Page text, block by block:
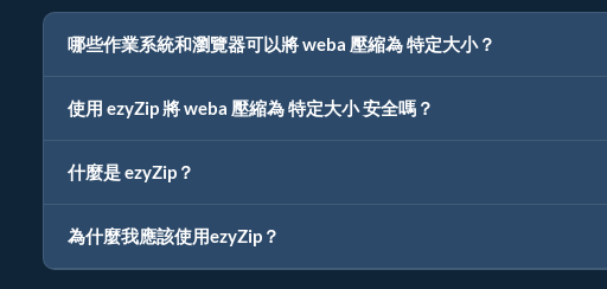
哪些作業系統和瀏覽器可以將 weba 壓縮為 特定大小？
使用 ezyZip 將 weba 壓縮為 特定大小 安全嗎？
什麼是 ezyZip？
為什麼我應該使用ezyZip？